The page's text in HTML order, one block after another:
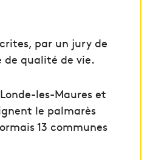
par un jury de
de qualité de vie.
les-Maures et
le palmarès
13 communes